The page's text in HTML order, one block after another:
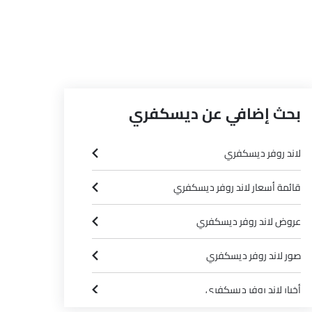
بحث إضافي عن ديسكفري
لاند روفر ديسكفري
قائمة أسعار لاند روفر ديسكفري
عروض لاند روفر ديسكفري
صور لاند روفر ديسكفري
أخبار لاند روفر ديسكفري